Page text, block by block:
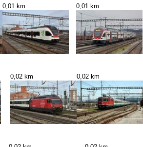
0,01 km 0,01 km
0,02 km 0,02 km